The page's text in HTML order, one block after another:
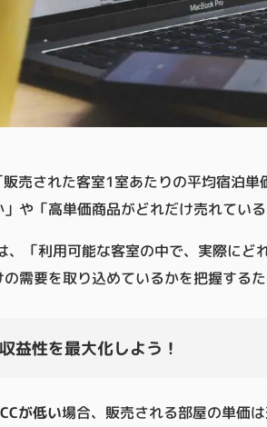
販売された客室1室あたりの平均宿泊
や「高単価商品がどれだけ売れてい
、「利用可能な客室の中で、実際にど
需要を取り込めているかを把握するた
益性を最大化しよう！
が低い場合、販売される部屋の単価